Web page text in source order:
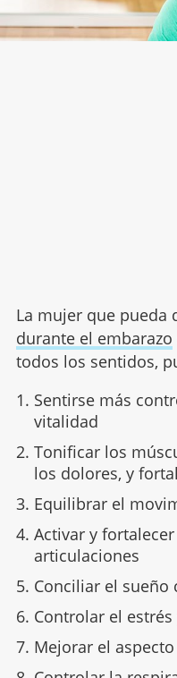
La mujer que pueda
durante el embarazo
todos los sentidos,
Sentirse más
vitalidad
Tonificar los
los dolores, y
Equilibrar el
Activar y
articulaciones
Conciliar el sueño
Controlar el
Mejorar el